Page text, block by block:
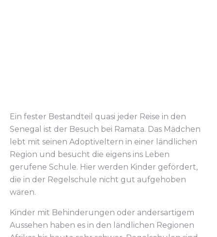
Ein fester Bestandteil quasi jeder Reise in den
Senegal ist der Besuch bei Ramata. Das Mädchen
lebt mit seinen Adoptiveltern in einer ländlichen
Region und besucht die eigens ins Leben
gerufene Schule. Hier werden Kinder gefördert,
die in der Regelschule nicht gut aufgehoben
wären.
Kinder mit Behinderungen oder andersartigem
Aussehen haben es in den ländlichen Regionen